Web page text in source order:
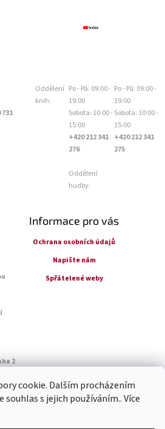
cookie. Dalším procházením
s jejich používáním.. Více
731
Oddělení
knih:
Po - Pá: 09:00 -
19:00
Sobota: 10:00 -
15:00
+420 212 341
276
Oddělení
hudby:
Po - Pá: 09:00 -
19:00
Sobota: 10:00 -
15:00
+420 212 341
275
2
Informace pro vás
Ochrana osobních údajů
Napište nám
Spřátelené weby